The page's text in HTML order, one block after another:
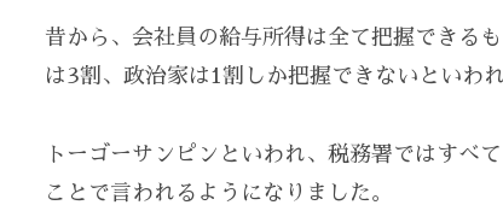
昔から、会社員の給与所得は全て把握できる
は3割、政治家は1割しか把握できないといわ
トーゴーサンピンといわれ、税務署ではすべ
ことで言われるようになりました。